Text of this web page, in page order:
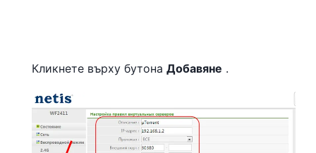
Кликнете върху бутона Добавяне .